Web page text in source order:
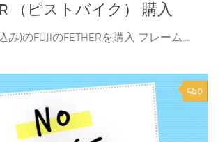
（ピストバイク） 購入
み)のFUJIのFETHERを購入 フレーム...
0